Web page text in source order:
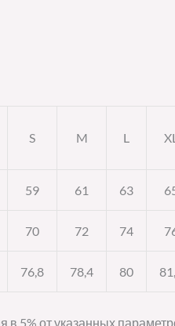
S M L XL
59 61 63
70 72 74
76,8 78,4 80
в 5% от указанных